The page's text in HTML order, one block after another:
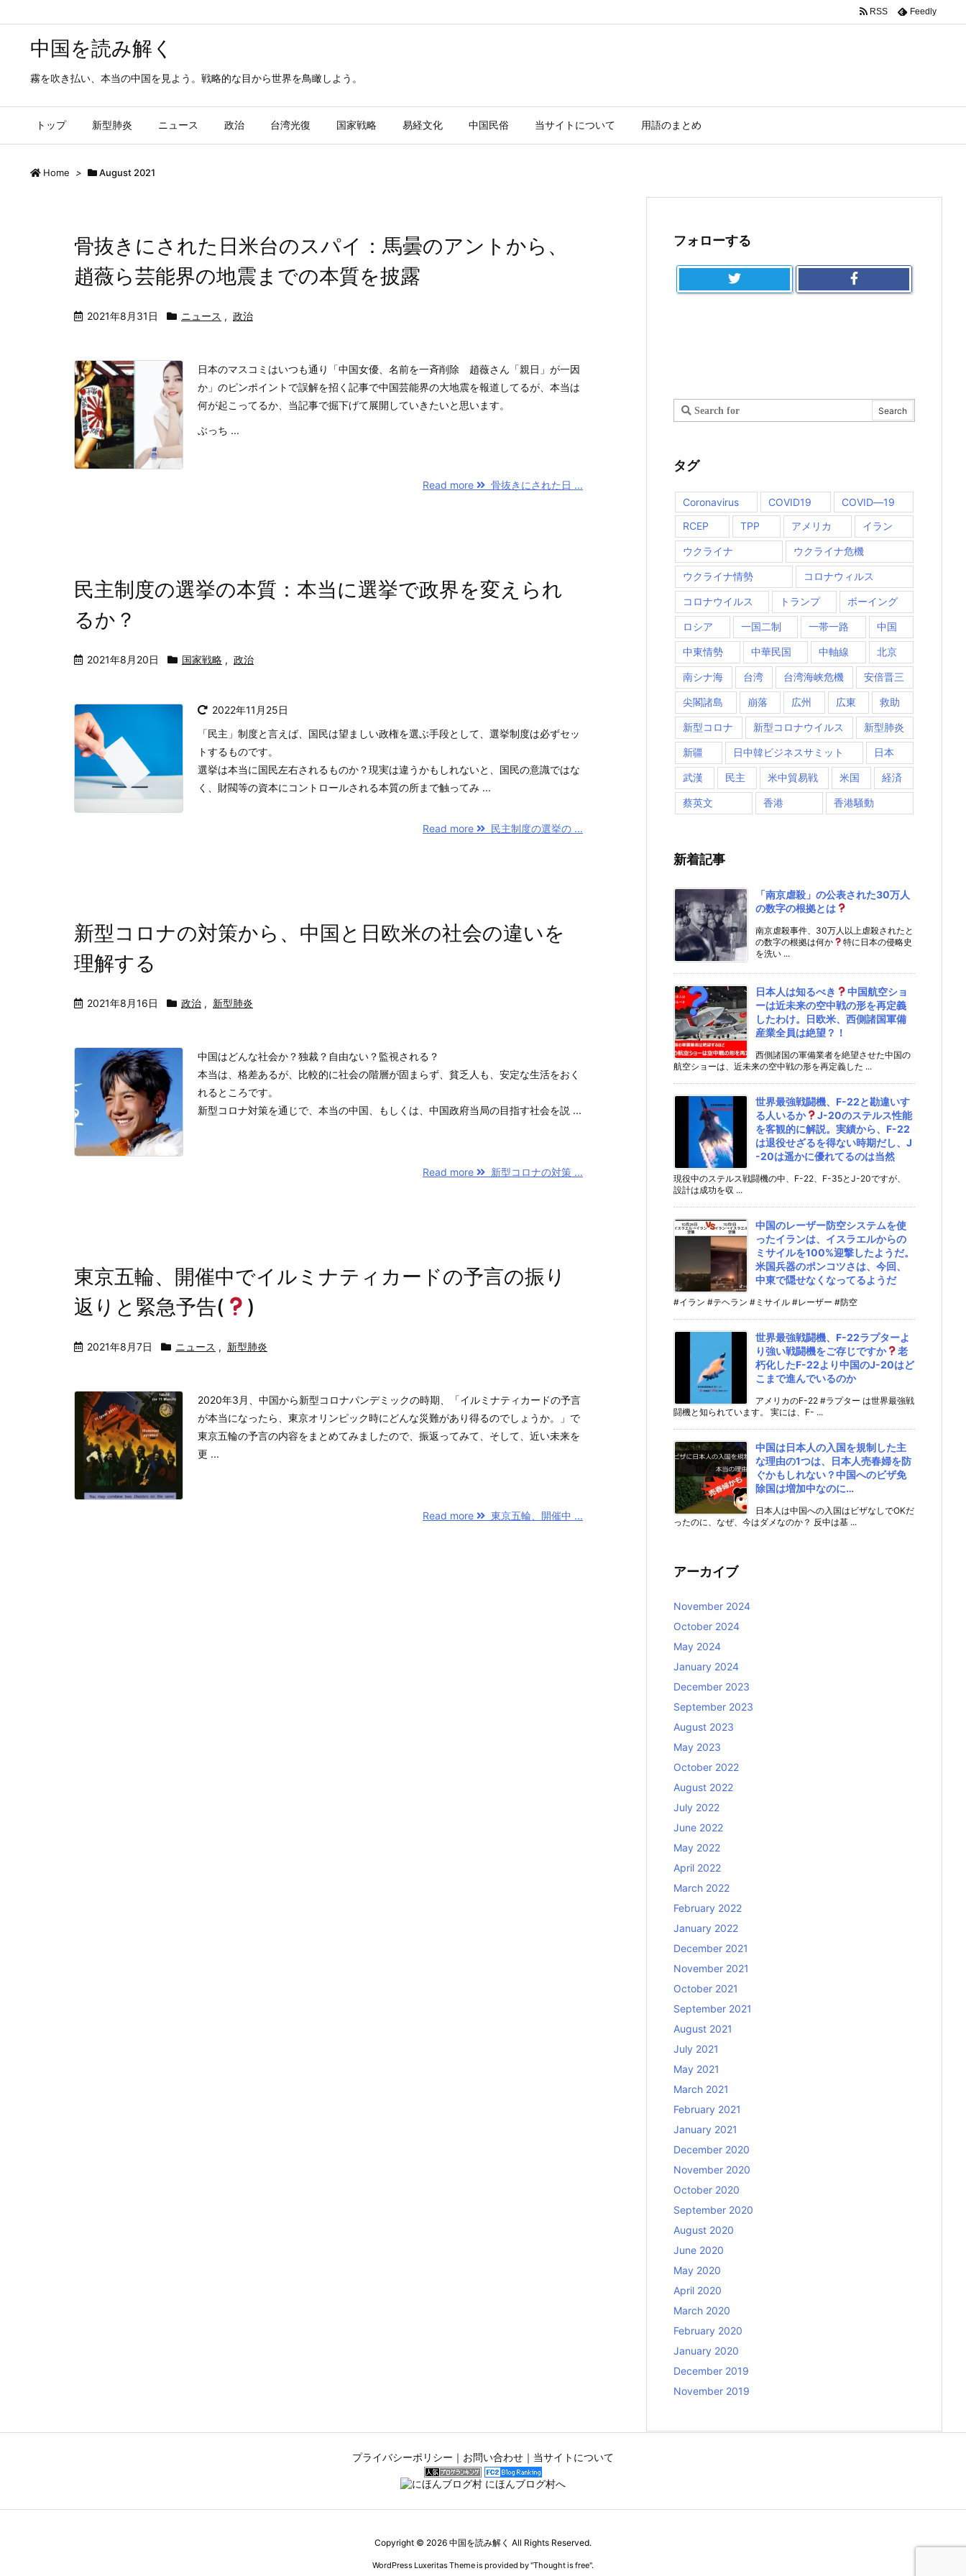
中国を読み解く
霧を吹き払い、本当の中国を見よう。戦略的な目から世界を鳥瞰しよう。
トップ 新型肺炎 ニュース 政治 台湾光復 国家戦略 易経文化 中国民俗 当サイトについて 用語のまとめ
RSS Feedly
Home > August 2021
骨抜きにされた日米台のスパイ：馬曇のアントから、
趙薇ら芸能界の地震までの本質を披露
2021年8月31日 ニュース , 政治
日本のマスコミはいつも通り「中国女優、名前を一斉削除 趙薇さん「親日」が一因
か」のピンポイントで誤解を招く記事で中国芸能界の大地震を報道してるが、本当は
何が起こってるか、当記事で掘下げて展開していきたいと思います。
ぶっち ...
Read more 骨抜きにされた日 ...
民主制度の選挙の本質：本当に選挙で政界を変えられ
るか？
2021年8月20日 国家戦略 , 政治
2022年11月25日
「民主」制度と言えば、国民は望ましい政権を選ぶ手段として、選挙制度は必ずセッ
トするものです。
選挙は本当に国民左右されるものか？現実は違うかもしれないと、国民の意識ではな
く、財閥等の資本にコントロールされる本質の所まで触ってみ ...
Read more 民主制度の選挙の ...
新型コロナの対策から、中国と日欧米の社会の違いを
理解する
2021年8月16日 政治 , 新型肺炎
中国はどんな社会か？独裁？自由ない？監視される？
本当は、格差あるが、比較的に社会の階層が固まらず、貧乏人も、安定な生活をおく
れるところです。
新型コロナ対策を通じで、本当の中国、もしくは、中国政府当局の目指す社会を説 ...
Read more 新型コロナの対策 ...
東京五輪、開催中でイルミナティカードの予言の振り
返りと緊急予告(
)
2021年8月7日 ニュース , 新型肺炎
2020年3月、中国から新型コロナパンデミックの時期、「イルミナティカードの予言
が本当になったら、東京オリンピック時にどんな災難があり得るのでしょうか。」で
東京五輪の予言の内容をまとめてみましたので、振返ってみて、そして、近い未来を
更 ...
Read more 東京五輪、開催中 ...
フォローする
タグ
Coronavirus COVID19
COVID―19
RCEP
TPP アメリカ イラン
ウクライナ ウクライナ危機
ウクライナ情勢 コロナウィルス
コロナウイルス トランプ ボーイング
ロシア 一国二制 一帯一路 中国
中東情勢 中華民国 中軸線 北京
南シナ海 台湾 台湾海峡危機 安倍晋三
尖閣諸島 崩落 広州 広東 救助
新型コロナ 新型コロナウイルス 新型肺炎
新疆 日中韓ビジネスサミット 日本
武漢 民主 米中貿易戦 米国 経済
蔡英文 香港 香港騒動
新着記事
「南京虐殺」の公表された30万人
の数字の根拠とは
南京虐殺事件、30万人以上虐殺されたと
の数字の根拠は何か
特に日本の侵略史
を洗い ...
日本人は知るべき
中国航空ショ
ーは近未来の空中戦の形を再定義
したわけ。日欧米、西側諸国軍備
産業全員は絶望？！
西側諸国の軍備業者を絶望させた中国の
航空ショーは、近未来の空中戦の形を再定義した ...
世界最強戦闘機、F-22と勘違いす
る人いるか
J-20のステルス性能
を客観的に解説。実績から、F-22
は退役せざるを得ない時期だし、J
-20は遥かに優れてるのは当然
現役中のステルス戦闘機の中、F-22、F-35とJ-20ですが、
設計は成功を収 ...
中国のレーザー防空システムを使
ったイランは、イスラエルからの
ミサイルを100%迎撃したようだ。
米国兵器のポンコツさは、今回、
中東で隠せなくなってるようだ
#イラン #テヘラン #ミサイル #レーザー #防空
世界最強戦闘機、F-22ラプターよ
り強い戦闘機をご存じですか
老
朽化したF-22より中国のJ-20はど
こまで進んでいるのか
アメリカのF-22 #ラプター は世界最強戦
闘機と知られています。 実には、F- ...
中国は日本人の入国を規制した主
な理由の1つは、日本人売春婦を防
ぐかもしれない？中国へのビザ免
除国は増加中なのに…
日本人は中国への入国はビザなしでOKだ
ったのに、なぜ、今はダメなのか？ 反中は基 ...
アーカイブ
November 2024
October 2024
May 2024
January 2024
December 2023
September 2023
August 2023
May 2023
October 2022
August 2022
July 2022
June 2022
May 2022
April 2022
March 2022
February 2022
January 2022
December 2021
November 2021
October 2021
September 2021
August 2021
July 2021
May 2021
March 2021
February 2021
January 2021
December 2020
November 2020
October 2020
September 2020
August 2020
June 2020
May 2020
April 2020
March 2020
February 2020
January 2020
December 2019
November 2019
プライバシーポリシー ｜ お問い合わせ｜ 当サイトについて
Copyright © 2026 中国を読み解く All Rights Reserved.
WordPress Luxeritas Theme is provided by "Thought is free".